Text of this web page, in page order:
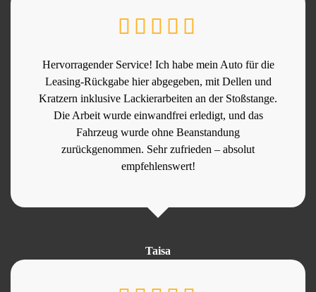
Hervorragender Service! Ich habe mein Auto für die
Leasing-Rückgabe hier abgegeben, mit Dellen und
Kratzern inklusive Lackierarbeiten an der Stoßstange.
Die Arbeit wurde einwandfrei erledigt, und das
Fahrzeug wurde ohne Beanstandung
zurückgenommen. Sehr zufrieden – absolut
empfehlenswert!
Taisa